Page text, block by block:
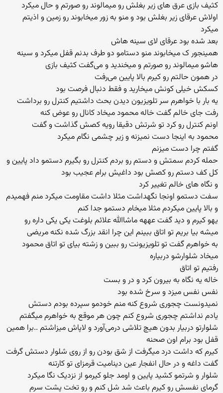
کثیف بازی عرق های زیر بغلش رو میمالوند رو صورتم و حال میکرد
اولاش عرقای زیر بغلش بود و منو به زور میخابوند رو زمین و اذیتم
میکرد
بعد شده بود عرقای لای سینه هاش
همینجور ک میخابوند منو دستامو دو طرف بدنم قفل میکرد و سینه
هاشو میمالوند رو صورتم و میخندید و می‌گفت کثیف بازی
در همون حالتم رو کیرم بالا پایین می‌رفت
کسکش خیلی کونش میخارید و فقط دنبال فرصت بود
یه بار با خواهرم سر تلویزیون دیدن بحث داشتیم کنترل رو برداشت
رفت جای خالم گفت خاله محمود میخاد کانال رو عوض کنه
اونم کنترل رو کرد تو شرتش دقیقا رویه کصش گذاشت و گفت
محمود به اینجا دست نمیزنه و زیر چشمی نگام میکرد
گفتم چرا دست میزنم
حمله کردم سمتش و دستم رو بردم کنترل رو بگیرم دستمو داد پایین و
کل کف دستم رو کصش بود داغیش برام عجیب بود
و نگاه های خالم تغییر کرد
سفت دستمو اونجا نگهداشت مثلا داشت مقاومت میکرد منم فهمیدم
و بالا پایین میکردم مثلا میخام دستمو جدا کنم
یهو کیرم و دید گفت عههه ماشاالله علائم بلوغت یکی یکی داره رو
میشه بیا بریم تو اتاق ببینم این چرا انقد بزرگ شده نکنه مریضی
به خواهرم گفت تو تلویزیونت رو ببین و زشته بیای تو اتاق محمود
میخاد شلوارشو دربیاره
رفتیم تو اتاق
خاله یه نگاه به بیرون کرد و در و بست
نفس نفس میزد و سرخ شده بود
نمیدونست چجوری شروع کنه منم خودمو سپرده بودم دستش
یادم نداشتم چجوری شروع کنم چون هر موقع به خواهرم میگفتم
شلوارتو دربیار بدون هیچ تلاشی درمی‌آورد و لاپاش میزاشتم ..برا همین
قفل بود برام اون صحنه
کیرم که داشت درد میگرفت از شق بودن رو از روی شلوار دستش گرفت
گفت داغه و در حال انفجار عین دینامیت قرمزای تو کارتنه
شلوار و شرتمو کشید پایین و اومد جلو کیرمو از نزدیک نگا میکرد
گرمای نفسش رو کیرم باعث شد شل کنم و رو تخت پشت سرم